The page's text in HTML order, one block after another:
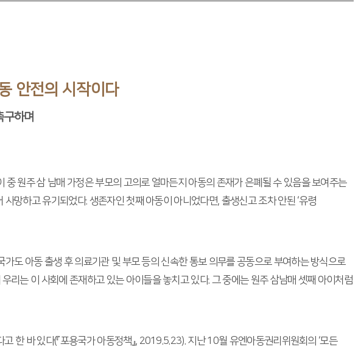
안전의 시작이다
구하며
원주 삼 남매 가정은 부모의 고의로 얼마든지 아동의 존재가 은폐될 수 있음을 보여주는
망하고 유기되었다. 생존자인 첫째 아동이 아니었다면, 출생신고 조차 안된 ‘유령
도 아동 출생 후 의료기관 및 부모 등의 신속한 통보 의무를 공동으로 부여하는 방식으로
리는 이 사회에 존재하고 있는 아이들을 놓치고 있다. 그 중에는 원주 삼남매 셋째 아이처럼
바 있다(『포용국가 아동정책』, 2019.5.23). 지난 10월 유엔아동권리위원회의 ‘모든